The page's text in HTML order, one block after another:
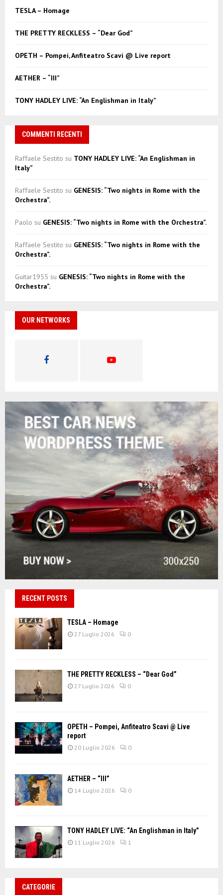
o
TESLA – Homage
THE PRETTY RECKLESS – “Dear God”
OPETH – Pompei, Anfiteatro Scavi @ Live report
AETHER – “III”
TONY HADLEY LIVE: “An Englishman in Italy”
COMMENTI RECENTI
Raffaele Sestito su TONY HADLEY LIVE: “An Englishman in
Italy”
Raffaele Sestito su GENESIS: “Two nights in Rome with the
Orchestra”.
Paolo su GENESIS: “Two nights in Rome with the Orchestra”.
Raffaele Sestito su GENESIS: “Two nights in Rome with the
Orchestra”.
Guitar1955 su GENESIS: “Two nights in Rome with the
Orchestra”.
OUR NETWORKS
RECENT POSTS
TESLA – Homage
27 Luglio 2026 0
THE PRETTY RECKLESS – “Dear God”
27 Luglio 2026 0
OPETH – Pompei, Anfiteatro Scavi @ Live
report
20 Luglio 2026 0
AETHER – “III”
14 Luglio 2026 0
TONY HADLEY LIVE: “An Englishman in Italy”
11 Luglio 2026 1
CATEGORIE